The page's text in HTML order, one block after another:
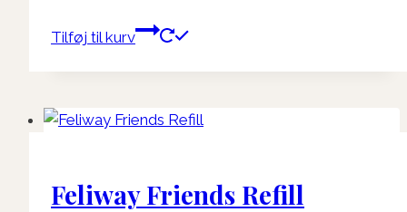
Tilføj til kurv
Feliway Friends Refill